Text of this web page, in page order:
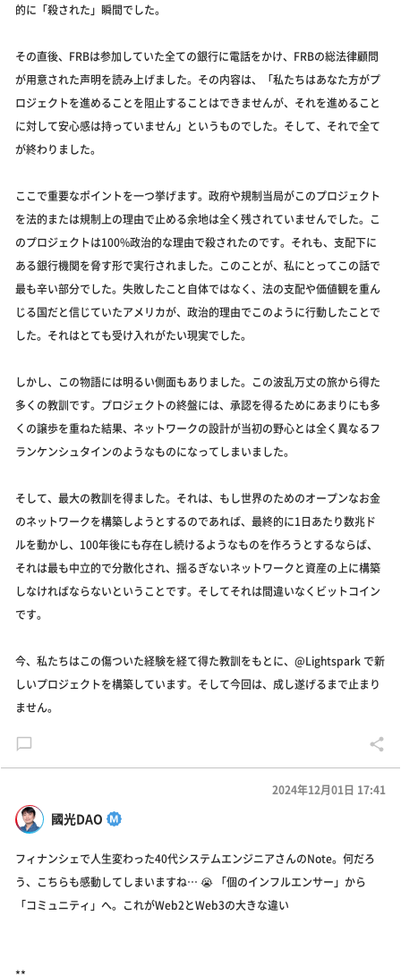
的に「殺された」瞬間でした。
その直後、FRBは参加していた全ての銀行に電話をかけ、FRBの総法律顧問
が用意された声明を読み上げました。その内容は、「私たちはあなた方がプ
ロジェクトを進めることを阻止することはできませんが、それを進めること
に対して安心感は持っていません」というものでした。そして、それで全て
が終わりました。
ここで重要なポイントを一つ挙げます。政府や規制当局がこのプロジェクト
を法的または規制上の理由で止める余地は全く残されていませんでした。こ
のプロジェクトは100%政治的な理由で殺されたのです。それも、支配下に
ある銀行機関を脅す形で実行されました。このことが、私にとってこの話で
最も辛い部分でした。失敗したこと自体ではなく、法の支配や価値観を重ん
じる国だと信じていたアメリカが、政治的理由でこのように行動したことで
した。それはとても受け入れがたい現実でした。
しかし、この物語には明るい側面もありました。この波乱万丈の旅から得た
多くの教訓です。プロジェクトの終盤には、承認を得るためにあまりにも多
くの譲歩を重ねた結果、ネットワークの設計が当初の野心とは全く異なるフ
ランケンシュタインのようなものになってしまいました。
そして、最大の教訓を得ました。それは、もし世界のためのオープンなお金
のネットワークを構築しようとするのであれば、最終的に1日あたり数兆ド
ルを動かし、100年後にも存在し続けるようなものを作ろうとするならば、
それは最も中立的で分散化され、揺るぎないネットワークと資産の上に構築
しなければならないということです。そしてそれは間違いなくビットコイン
です。
今、私たちはこの傷ついた経験を経て得た教訓をもとに、@Lightspark で新
しいプロジェクトを構築しています。そして今回は、成し遂げるまで止まり
ません。
國光DAO
2024年12月01日 17:41
フィナンシェで人生変わった40代システムエンジニアさんのNote。何だろ
う、こちらも感動してしまいますね… 😭 「個のインフルエンサー」から
「コミュニティ」へ。これがWeb2とWeb3の大きな違い